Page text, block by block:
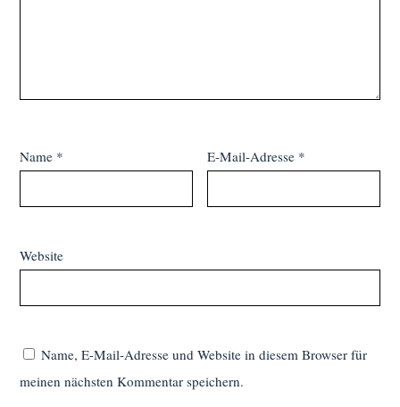
Name * E-Mail-Adresse *
Website
Name, E-Mail-Adresse und Website in diesem Browser für
meinen nächsten Kommentar speichern.